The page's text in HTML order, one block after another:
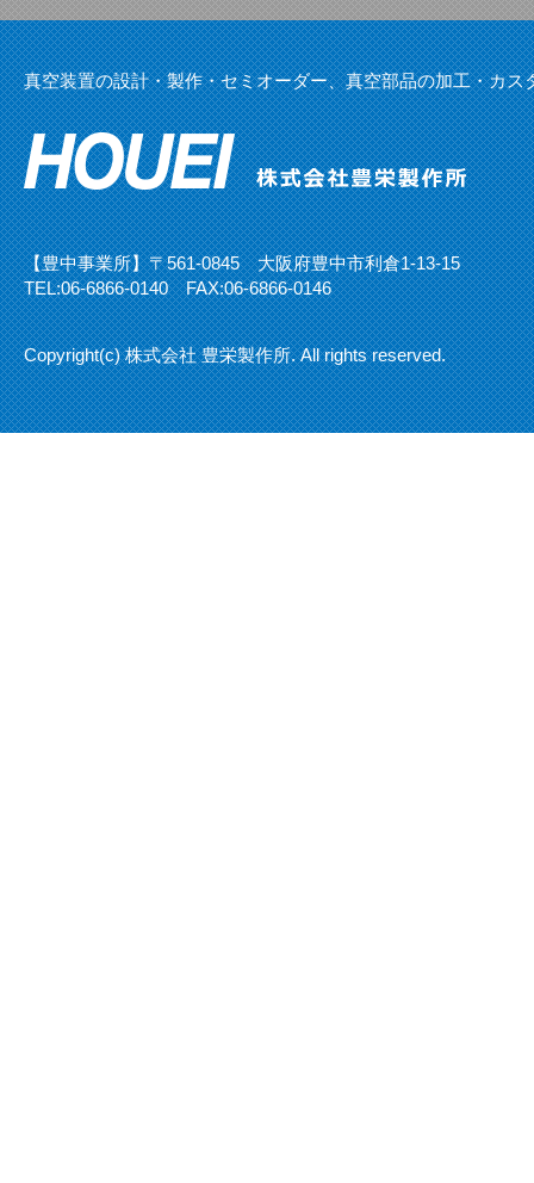
真空装置の設計・製作・セミオーダー、真空部品の加工・カ
【豊中事業所】〒561-0845 大阪府豊中市利倉1-13-15
TEL:06-6866-0140FAX:06-6866-0146
Copyright(c) 株式会社 豊栄製作所. All rights reserved.